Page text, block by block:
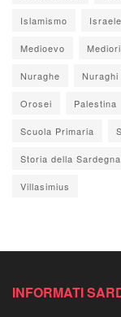
Islamismo Israele
Medioevo
Nuraghe Nuraghi
Orosei Palestina
Scuola Primaria
Storia della Sardegna
Villasimius
INFORMATI